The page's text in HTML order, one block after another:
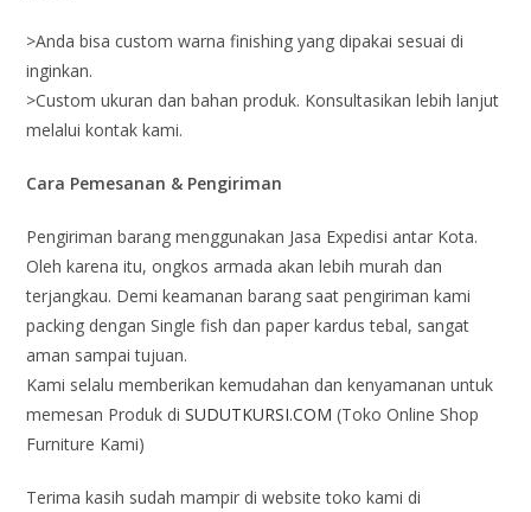
>Anda bisa custom warna finishing yang dipakai sesuai di
inginkan.
>Custom ukuran dan bahan produk. Konsultasikan lebih lanjut
melalui kontak kami.
Cara Pemesanan & Pengiriman
Pengiriman barang menggunakan Jasa Expedisi antar Kota.
Oleh karena itu, ongkos armada akan lebih murah dan
terjangkau. Demi keamanan barang saat pengiriman kami
packing dengan Single fish dan paper kardus tebal, sangat
aman sampai tujuan.
Kami selalu memberikan kemudahan dan kenyamanan untuk
memesan Produk diSUDUTKURSI.COM (Toko Online Shop
Furniture Kami)
Terima kasih sudah mampir di website toko kami di